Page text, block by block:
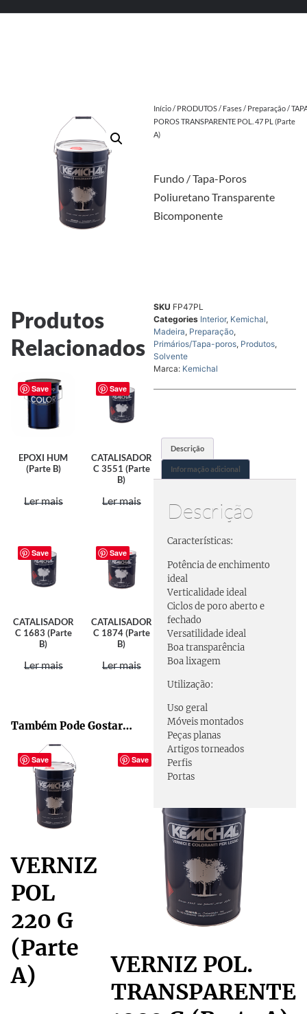
Início/ PRODUTOS/ Fases/ Preparação/
POROS TRANSPARENTE POL. 47 PL (Parte
A)
Fundo / Tapa-Poros
Poliuretano Transparente
Bicomponente
Produtos
Relacionados
Save
EPOXI HUM
(Parte B)
Ler mais
Save
CATALISADOR
C 3551 (Parte
B)
Ler mais
Save
CATALISADOR
C 1683 (Parte
B)
Ler mais
Save
CATALISADOR
C 1874 (Parte
B)
Ler mais
Também Pode Gostar…
Save
VERNIZ
POL
220 G
(Parte
A)
Save
VERNIZ POL.
TRANSPARENTE
SKU FP47PL
Categories Interior, Kemichal,
Madeira, Preparação,
Primários/Tapa-poros, Produtos,
Solvente
Marca: Kemichal
Descrição
Informação adicional
Descrição
Características:
Potência de enchimento
ideal
Verticalidade ideal
Ciclos de poro aberto e
fechado
Versatilidade ideal
Boa transparência
Boa lixagem
Utilização:
Uso geral
Móveis montados
Peças planas
Artigos torneados
Perfis
Portas